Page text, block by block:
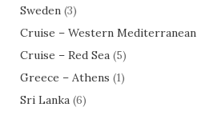
Sweden (3)
Cruise – Western Mediterranean
Cruise – Red Sea (5)
Greece – Athens (1)
Sri Lanka (6)